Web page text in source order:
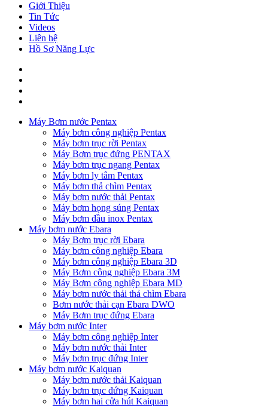
Giới Thiệu
Tin Tức
Videos
Liên hệ
Hồ Sơ Năng Lực
Máy Bơm nước Pentax
Máy bơm công nghiệp Pentax
Máy bơm trục rời Pentax
Máy Bơm trục đứng PENTAX
Máy bơm trục ngang Pentax
Máy bơm ly tâm Pentax
Máy bơm thả chìm Pentax
Máy bơm nước thải Pentax
Máy bơm họng súng Pentax
Máy bơm đầu inox Pentax
Máy bơm nước Ebara
Máy Bơm trục rời Ebara
Máy bơm công nghiệp Ebara
Máy bơm công nghiệp Ebara 3D
Máy Bơm công nghiệp Ebara 3M
Máy Bơm công nghiệp Ebara MD
Máy bơm nước thải thả chìm Ebara
Bơm nước thải cạn Ebara DWO
Máy Bơm trục đứng Ebara
Máy bơm nước Inter
Máy bơm công nghiệp Inter
Máy bơm nước thải Inter
Máy bơm trục đứng Inter
Máy bơm nước Kaiquan
Máy bơm nước thải Kaiquan
Máy bơm trục đứng Kaiquan
Máy bơm hai cửa hút Kaiquan